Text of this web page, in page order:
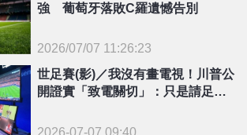
強 葡萄牙落敗C羅遺憾告別
2026/07/07 11:26:23
世足賽(影)／我沒有畫電視！川普公
開證實「致電關切」：只是請足總
2026-07-07 09:40